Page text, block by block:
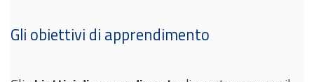
Gli obiettivi di apprendimento